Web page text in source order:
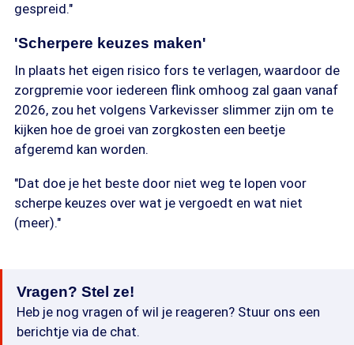
gespreid."
'Scherpere keuzes maken'
In plaats het eigen risico fors te verlagen, waardoor de
zorgpremie voor iedereen flink omhoog zal gaan vanaf
2026, zou het volgens Varkevisser slimmer zijn om te
kijken hoe de groei van zorgkosten een beetje
afgeremd kan worden.
"Dat doe je het beste door niet weg te lopen voor
scherpe keuzes over wat je vergoedt en wat niet
(meer)."
Vragen? Stel ze!
Heb je nog vragen of wil je reageren? Stuur ons een
berichtje via de chat.